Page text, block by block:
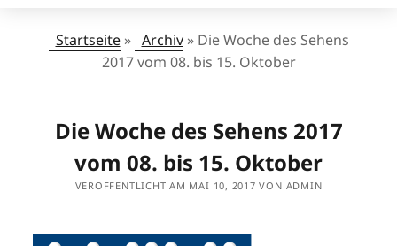
Startseite» Archiv» Die Woche des Sehens
2017 vom 08. bis 15. Oktober
Die Woche des Sehens 2017
vom 08. bis 15. Oktober
VERÖFFENTLICHT AM MAI 10, 2017 VON ADMIN